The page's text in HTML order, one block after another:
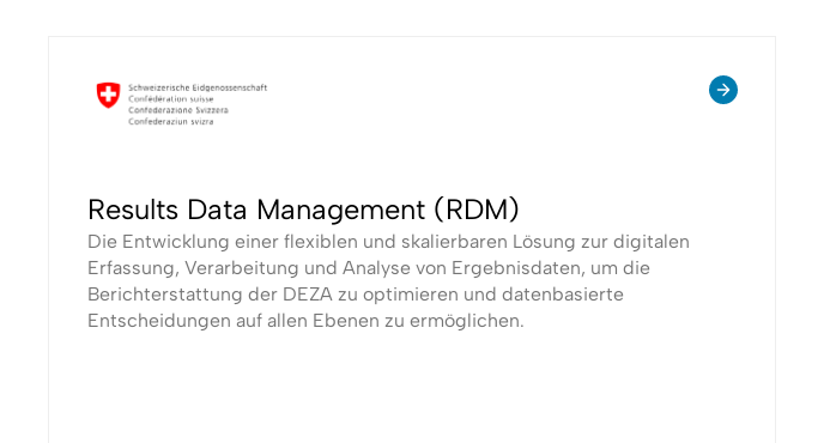
Results Data Management (RDM)
Die Entwicklung einer flexiblen und skalierbaren Lösung zur digitalen
Erfassung, Verarbeitung und Analyse von Ergebnisdaten, um die
Berichterstattung der DEZA zu optimieren und datenbasierte
Entscheidungen auf allen Ebenen zu ermöglichen.